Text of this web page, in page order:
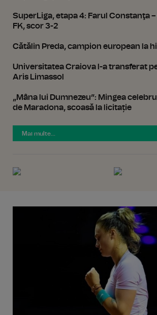
SuperLiga, etapa 4: Farul Constanţa
FK, scor 3-2
Cătălin Preda, campion european la
Universitatea Craiova l-a transferat
Aris Limassol
„Mâna lui Dumnezeu”: Mingea
de Maradona, scoasă la licitație
Mai multe...